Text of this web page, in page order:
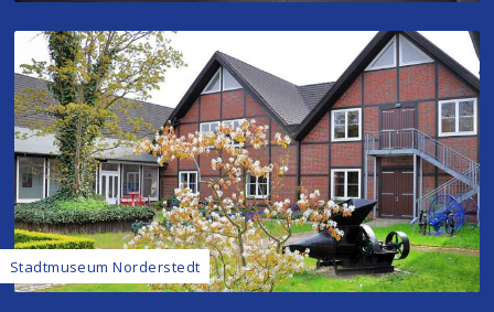
Stadtmuseum Norderstedt